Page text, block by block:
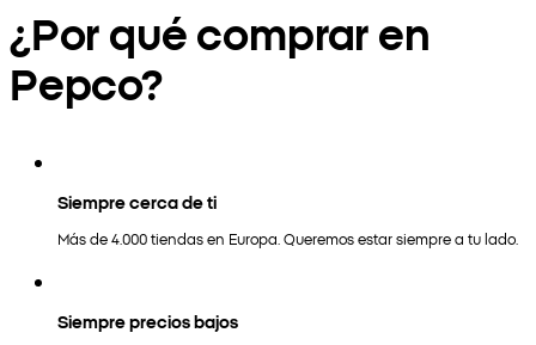
¿Por qué comprar en
Pepco?
Siempre cerca de ti
Más de 4.000 tiendas en Europa. Queremos estar siempre a tu lado.
Siempre precios bajos